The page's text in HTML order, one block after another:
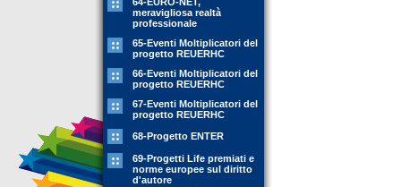
meravigliosa realtà
professionale
65-Eventi Moltiplicatori del
progetto REUERHC
66-Eventi Moltiplicatori del
progetto REUERHC
67-Eventi Moltiplicatori del
progetto REUERHC
68-Progetto ENTER
69-Progetti Life premiati e
norme europee sul diritto
d'autore